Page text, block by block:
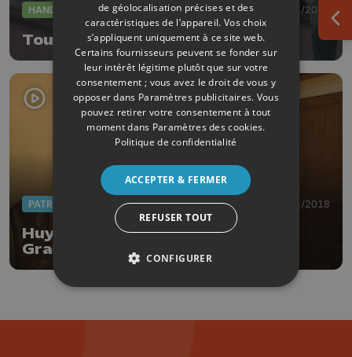
29/03/2019
Tout schuss en chaise
PATRIMOINE 17/04/2018
Huy : le Bassinia de retour sur la
Grand'Place fin d'année
de géolocalisation précises et des
caractéristiques de l’appareil. Vos choix
s’appliquent uniquement à ce site web.
Certains fournisseurs peuvent se fonder sur
leur intérêt légitime plutôt que sur votre
consentement ; vous avez le droit de vous y
opposer dans Paramètres publicitaires. Vous
pouvez retirer votre consentement à tout
moment dans Paramètres des cookies.
Politique de confidentialité
ACCEPTER & FERMER
REFUSER TOUT
CONFIGURER